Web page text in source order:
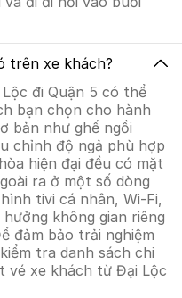
trên xe khách?
đi Quận 5 có thể
bạn chọn cho hành
bản như ghế ngồi
chỉnh độ ngả phù hợp
hiện đại đều có mặt
ra ở một số dòng
tivi cá nhân, Wi-Fi,
không gian riêng
đảm bảo trải nghiệm
tra danh sách chi
vé xe khách từ Đại Lộc